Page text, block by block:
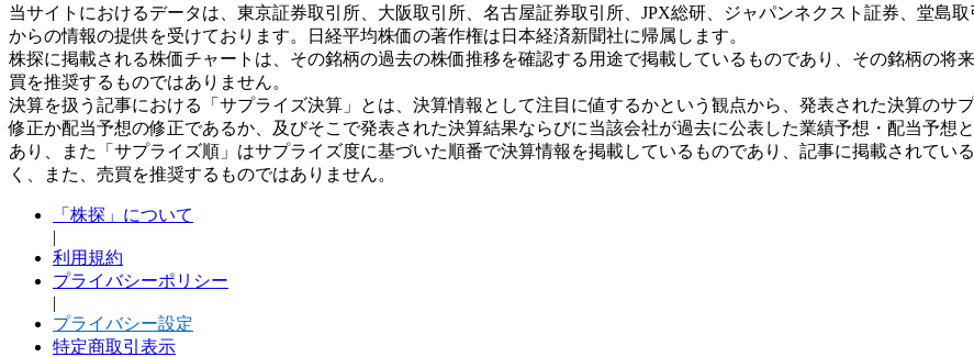
当サイトにおけるデータは、東京証券取引所、大阪取引所、名古屋証券取引所、JPX総研、ジャパンネクスト証券、堂島取
からの情報の提供を受けております。日経平均株価の著作権は日本経済新聞社に帰属します。
株探に掲載される株価チャートは、その銘柄の過去の株価推移を確認する用途で掲載しているものであり、その銘柄の将
買を推奨するものではありません。
決算を扱う記事における「サプライズ決算」とは、決算情報として注目に値するかという観点から、発表された決算のサ
修正か配当予想の修正であるか、及びそこで発表された決算結果ならびに当該会社が過去に公表した業績予想・配当予想
あり、また「サプライズ順」はサプライズ度に基づいた順番で決算情報を掲載しているものであり、記事に掲載されてい
く、また、売買を推奨するものではありません。
「株探」について
|
利用規約
プライバシーポリシー
|
プライバシー設定
特定商取引表示